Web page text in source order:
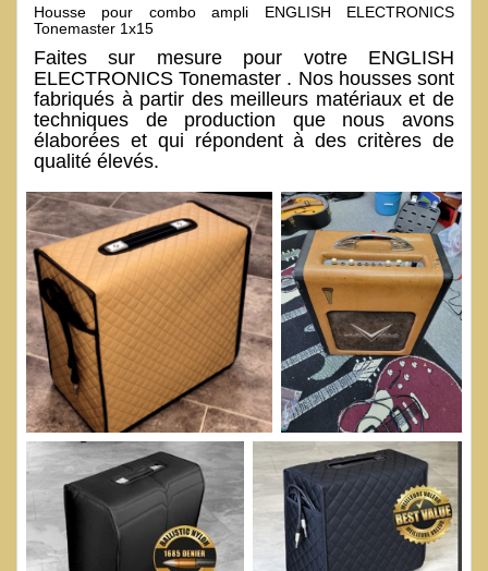
Housse pour combo ampli ENGLISH ELECTRONICS
Tonemaster 1x15
Faites sur mesure pour votre ENGLISH
ELECTRONICS Tonemaster . Nos housses sont
fabriqués à partir des meilleurs matériaux et de
techniques de production que nous avons
élaborées et qui répondent à des critères de
qualité élevés.